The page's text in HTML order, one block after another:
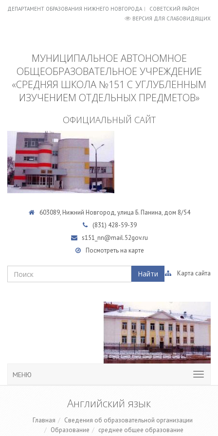
ДЕПАРТАМЕНТ ОБРАЗОВАНИЯ НИЖНЕГО НОВГОРОДА
СОВЕТСКИЙ РАЙОН
ВЕРСИЯ ДЛЯ СЛАБОВИДЯЩИХ
МУНИЦИПАЛЬНОЕ АВТОНОМНОЕ
ОБЩЕОБРАЗОВАТЕЛЬНОЕ УЧРЕЖДЕНИЕ
«СРЕДНЯЯ ШКОЛА №151 С УГЛУБЛЕННЫМ
ИЗУЧЕНИЕМ ОТДЕЛЬНЫХ ПРЕДМЕТОВ»
ОФИЦИАЛЬНЫЙ САЙТ
603089, Нижний Новгород, улица Б. Панина, дом 8/54
(831) 428-59-39
s151_nn@mail.52gov.ru
Посмотреть на карте
Карта сайта
Найти
МЕНЮ
Английский язык
Главная
Сведения об образовательной организации
Образование
среднее общее образование